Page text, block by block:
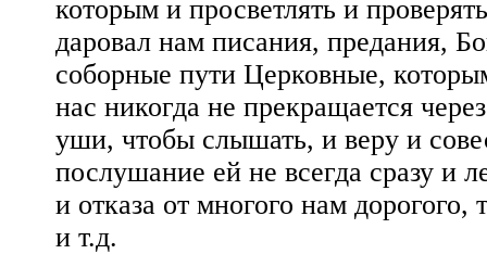
которым и просветлять и
даровал нам писания, предания,
соборные пути Церковные,
нас никогда не прекращается
уши, чтобы слышать, и веру и
послушание ей не всегда сразу и
и отказа от многого нам
и т.д.